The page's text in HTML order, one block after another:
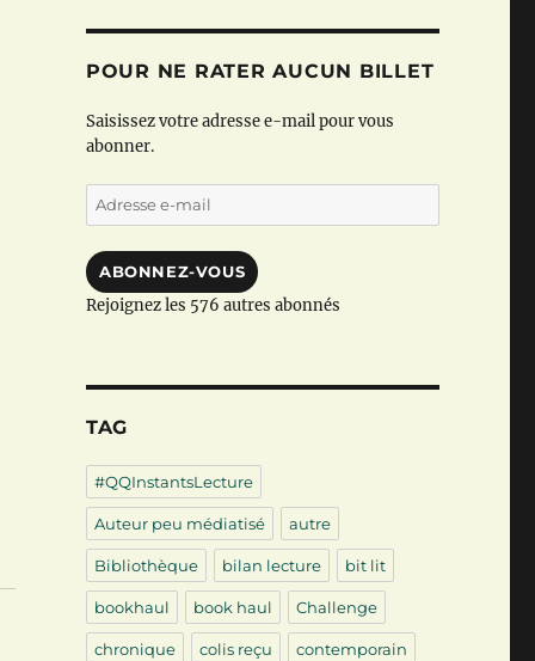
POUR NE RATER AUCUN BILLET
Saisissez votre adresse e-mail pour vous
abonner.
Adresse
e-
ABONNEZ-VOUS
Rejoignez les 576 autres abonnés
TAG
#QQInstantsLecture
Auteur peu médiatisé autre
Bibliothèque bilan lecture bit lit
bookhaul book haul Challenge
chronique colis reçu contemporain